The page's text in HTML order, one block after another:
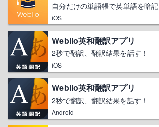
自分だけの単語帳で英単語を暗記
iOS
Weblio英和翻訳アプリ
2秒で翻訳、翻訳結果を話す！
iOS
Weblio英和翻訳アプリ
2秒で翻訳、翻訳結果を話す！
Android